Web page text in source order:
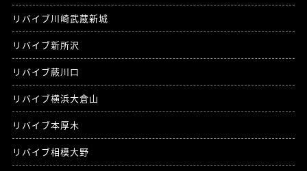
リバイブ川崎武蔵新城
リバイブ新所沢
リバイブ蕨川口
リバイブ横浜大倉山
リバイブ本厚木
リバイブ相模大野